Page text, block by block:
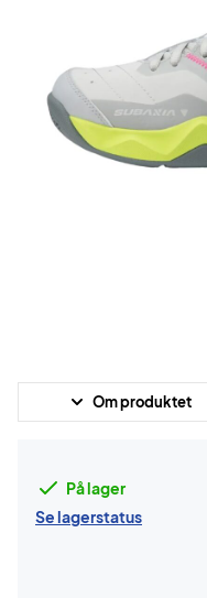
Om produktet
På lager
Se lagerstatus